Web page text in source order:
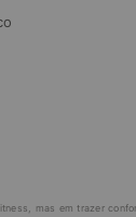
mas em trazer